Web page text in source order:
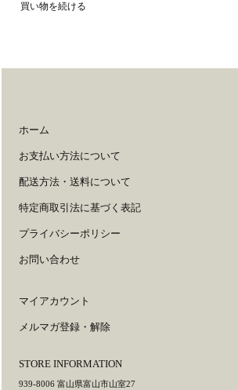
買い物を続ける
ホーム
お支払い方法について
配送方法・送料について
特定商取引法に基づく表記
プライバシーポリシー
お問い合わせ
マイアカウント
メルマガ登録・解除
STORE INFORMATION
939-8006 富山県富山市山室27